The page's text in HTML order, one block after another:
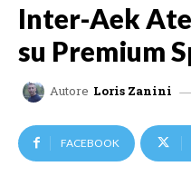
Inter-Aek
su Premium
Autore Loris Zanini
FACEBOOK